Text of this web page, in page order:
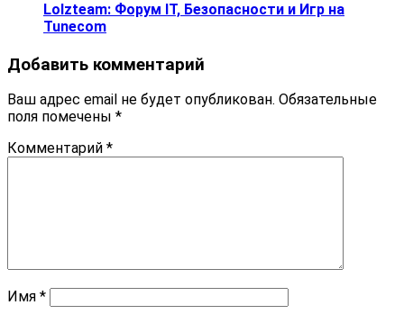
Lolzteam: Форум IT, Безопасности и Игр на
Tunecom
Добавить комментарий
Ваш адрес email не будет опубликован. Обязательные
поля помечены *
Комментарий *
Имя *